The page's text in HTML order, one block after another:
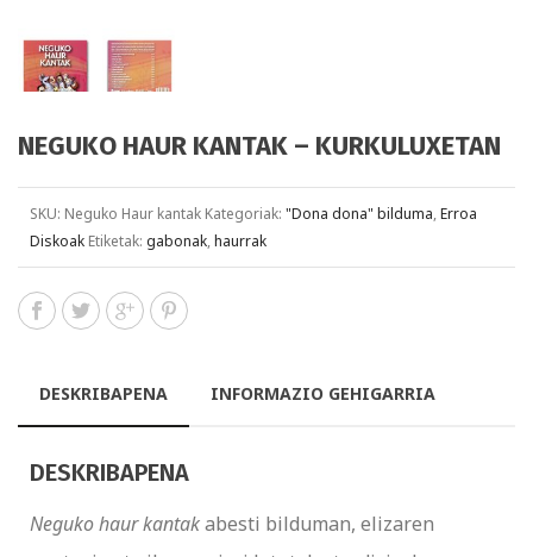
NEGUKO HAUR KANTAK – KURKULUXETAN
SKU: Neguko Haur kantak Kategoriak: "Dona dona" bilduma,Erroa
Diskoak Etiketak: gabonak,haurrak
DESKRIBAPENA INFORMAZIO GEHIGARRIA
DESKRIBAPENA
Neguko haur kantakabesti bilduman, elizaren